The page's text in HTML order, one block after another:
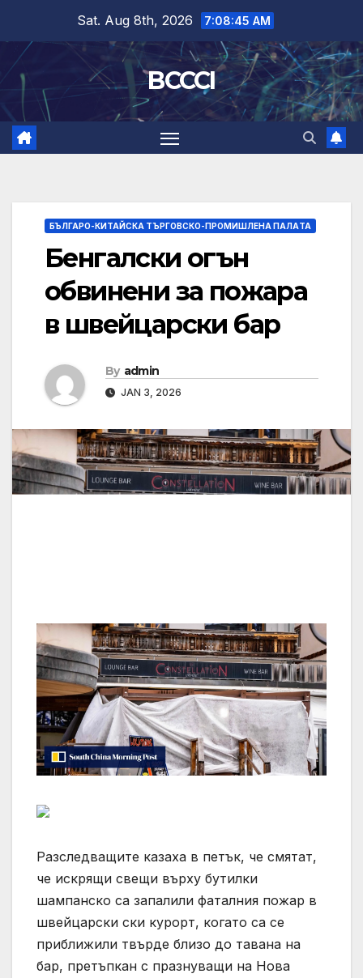
content
Sat. Aug 8th, 2026 7:08:46 AM
BCCCI
БЪЛГАРО-КИТАЙСКА ТЪРГОВСКО-ПРОМИШЛЕНА ПАЛAТА
Бенгалски огън
обвинени за пожара
в швейцарски бар
By admin
JAN 3, 2026
Разследващите казаха в петък, че смятат,
че искрящи свещи върху бутилки
шампанско са запалили фаталния пожар в
швейцарски ски курорт, когато са се
приближили твърде близо до тавана на
бар, претъпкан с празнуващи на Нова